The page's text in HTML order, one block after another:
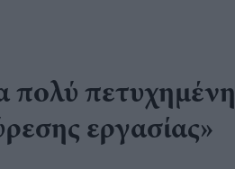
πολύ πετυχημένη
εργασίας»